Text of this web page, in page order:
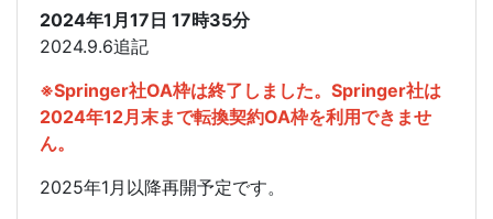
2024年1月17日 17時35分
2024.9.6追記
※Springer社OA枠は終了しました。Springer社は
2024年12月末まで転換契約OA枠を利用できませ
ん。
2025年1月以降再開予定です。